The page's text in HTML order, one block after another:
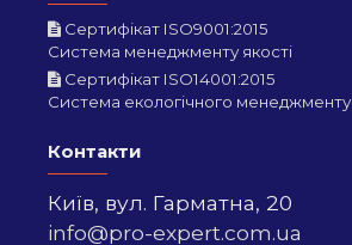
Сертифікат ISO9001:2015
Система менеджменту якості
Сертифікат ISO14001:2015
Система екологічного менеджменту
Контакти
Київ, вул. Гарматна, 20
info@pro-expert.com.ua